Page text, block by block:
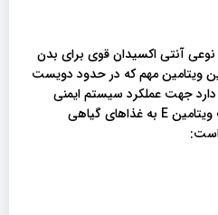
ویتامین E نیز مانند ویتامین C نوعی آنتی اکسیدان قوی برای بدن
ویتامین مهم که در حدود دویست
جهت عملکرد سیستم ایمنی
ضروری می باشد. برای دریافت ویتامین E به غذاهای گیاهی
است: